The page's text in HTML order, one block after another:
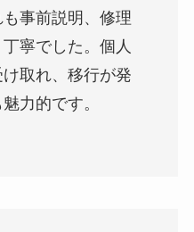
事前説明、修理
寧でした。個人
取れ、移行が発
力的です。